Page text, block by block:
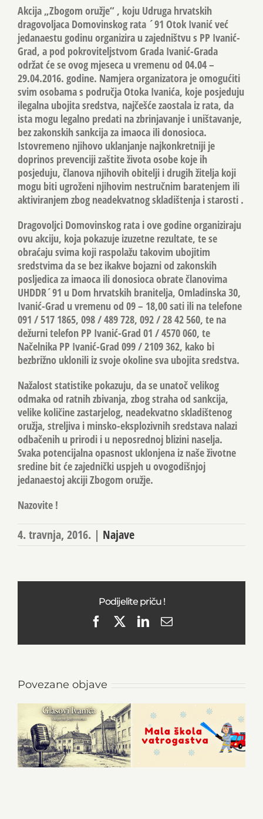
Akcija „Zbogom oružje“ , koju Udruga hrvatskih
dragovoljaca Domovinskog rata ´91 Otok Ivanić već
jedanaestu godinu organizira u zajedništvu s PP Ivanić-
Grad, a pod pokroviteljstvom Grada Ivanić-Grada
održat će se ovog mjeseca u vremenu od 04.04 –
29.04.2016. godine. Namjera organizatora je omogućiti
svim osobama s područja Otoka Ivanića, koje posjeduju
ilegalna ubojita sredstva, najčešće zaostala iz rata, da
ista mogu legalno predati na zbrinjavanje i uništavanje,
bez zakonskih sankcija za imaoca ili donosioca.
Istovremeno njihovo uklanjanje najkonkretniji je
doprinos prevenciji zaštite života osobe koje ih
posjeduju, članova njihovih obitelji i drugih žitelja koji
mogu biti ugroženi njihovim nestručnim baratenjem ili
aktiviranjem zbog neadekvatnog skladištenja i starosti .
Dragovoljci Domovinskog rata i ove godine organiziraju
ovu akciju, koja pokazuje izuzetne rezultate, te se
obraćaju svima koji raspolažu takovim ubojitim
sredstvima da se bez ikakve bojazni od zakonskih
posljedica za imaoca ili donosioca obrate članovima
UHDDR´91 u Dom hrvatskih branitelja, Omladinska 30,
Ivanić-Grad u vremenu od 09 – 18,00 sati ili na telefone
091 / 517 1865, 098 / 489 728, 092 / 28 42 560, te na
dežurni telefon PP Ivanić-Grad 01 / 4570 060, te
Načelnika PP Ivanić-Grad 099 / 2109 362, kako bi
bezbrižno uklonili iz svoje okoline sva ubojita sredstva.
Nažalost statistike pokazuju, da se unatoč velikog
odmaka od ratnih zbivanja, zbog straha od sankcija,
velike količine zastarjelog, neadekvatno skladištenog
oružja, streljiva i minsko-eksplozivnih sredstava nalazi
odbačenih u prirodi i u neposrednoj blizini naselja.
Svaka potencijalna opasnost uklonjena iz naše životne
sredine bit će zajednički uspjeh u ovogodišnjoj
jedanaestoj akciji Zbogom oružje.
Nazovite !
4. travnja, 2016. | Najave
Podijelite priču !
FacebookLinkedIn
Email
Povezane objave